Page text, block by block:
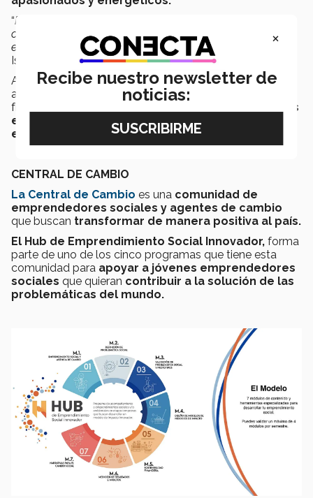
“Recycly es un proyecto que tiene un equipo súper
comprometido, apasionado por la causa, enérgico y
enfocado, por lo que pueden llegar muy lejos
Israel.
A pesar de que elproyecto de Baáni,tiene más de un
año en desarrollo, para Israel, el equipo que está al
frente,
sabe que tiene mucho que aprender y ellos
están dispuestos a dedicarle el tiempo y
esfuerzo
para levantarlo.
CENTRAL DE CAMBIO
La Central de Cambio es una comunidad de
emprendedores sociales y agentes de cambio
que buscan transformar de manera positiva al país.
El Hub de Emprendimiento Social Innovador, forma
parte de uno de los cinco programas que tiene esta
comunidad para apoyar a jóvenes emprendedores
sociales que quieran contribuir a la solución de las
problemáticas del mundo.
×
Recibe nuestro newsletter de
noticias: